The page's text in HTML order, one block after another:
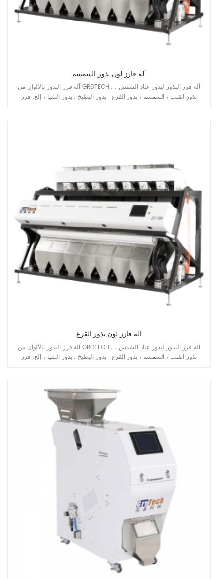
آلة فارز لون بذور السمسم
آلة فرز البذور بالألوان من GROTECH ، آلة فرز البذور لبذور عباد الشمس ،
بذور القنب ، السمسم ، بذور القرع ، بذور البطيخ ، بذور الشيا ، إلخ. فرز
آلة فارز لون بذور القرع
آلة فرز البذور بالألوان من GROTECH ، آلة فرز البذور لبذور عباد الشمس ،
بذور القنب ، السمسم ، بذور القرع ، بذور البطيخ ، بذور الشيا ، إلخ. فرز